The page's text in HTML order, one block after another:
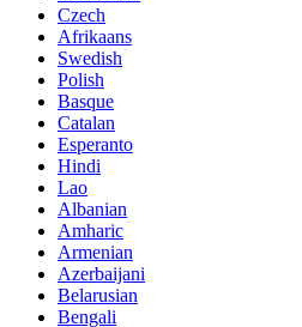
Czech
Afrikaans
Swedish
Polish
Basque
Catalan
Esperanto
Hindi
Lao
Albanian
Amharic
Armenian
Azerbaijani
Belarusian
Bengali